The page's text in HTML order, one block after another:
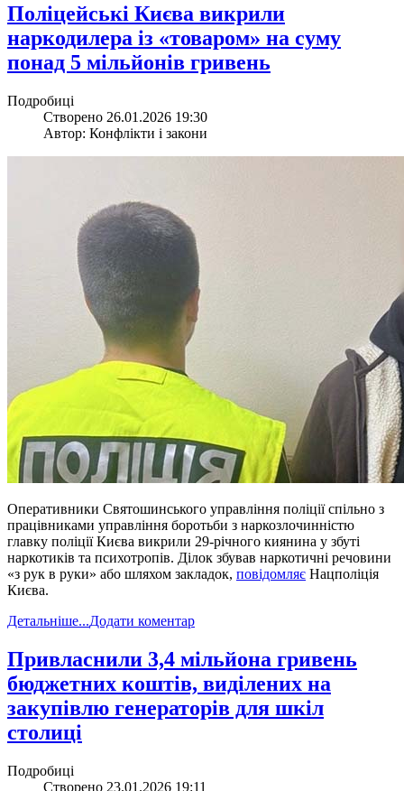
​Поліцейські Києва викрили
наркодилера із «товаром» на суму
понад 5 мільйонів гривень
Подробиці
Створено 26.01.2026 19:30
Автор: Конфлікти і закони
Оперативники Святошинського управління поліції спільно з
працівниками управління боротьби з наркозлочинністю
главку поліції Києва викрили 29-річного киянина у збуті
наркотиків та психотропів. Ділок збував наркотичні речовини
«з рук в руки» або шляхом закладок, повідомляє Нацполіція
Києва.
Детальніше...Додати коментар
​Привласнили 3,4 мільйона гривень
бюджетних коштів, виділених на
закупівлю генераторів для шкіл
столиці
Подробиці
Створено 23.01.2026 19:11